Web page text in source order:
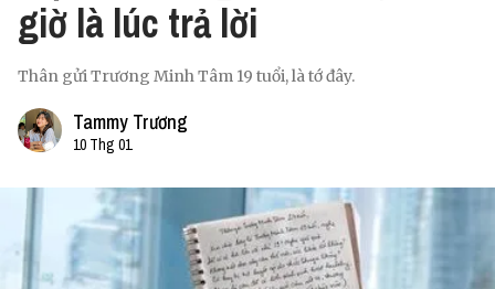
giờ là lúc trả lời
Thân gửi Trương Minh Tâm 19 tuổi, là tớ đây.
Tammy Trương
10 Thg 01